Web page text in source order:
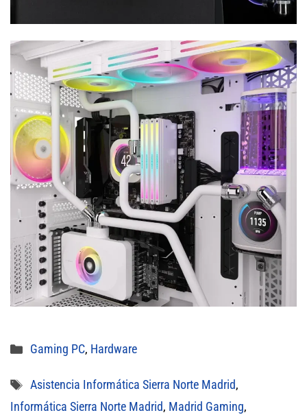
Categorías
Gaming PC, Hardware
Etiquetas
Asistencia Informática Sierra Norte Madrid,
Informática Sierra Norte Madrid, Madrid Gaming,